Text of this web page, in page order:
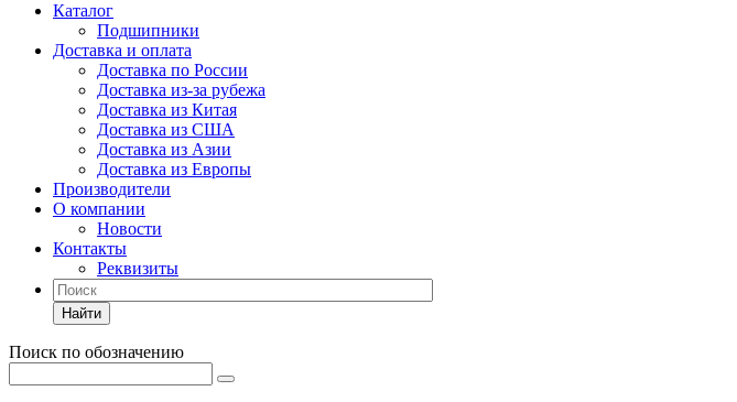
Каталог
Подшипники
Доставка и оплата
Доставка по России
Доставка из-за рубежа
Доставка из Китая
Доставка из США
Доставка из Азии
Доставка из Европы
Производители
О компании
Новости
Контакты
Реквизиты
Найти
Поиск по обозначению